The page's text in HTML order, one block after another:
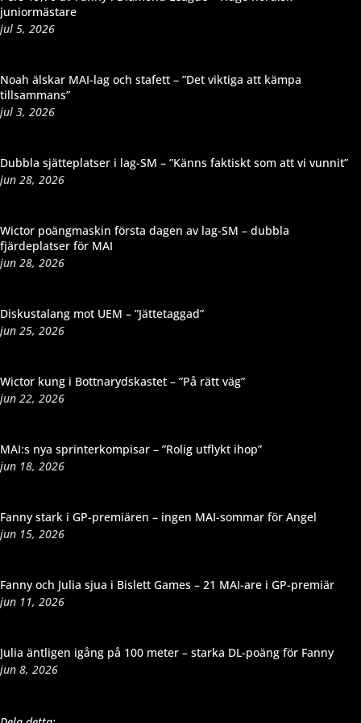
juniormästare
jul 5, 2026
Noah älskar MAI-lag och stafett – ”Det viktiga att kämpa
tillsammans”
jul 3, 2026
Dubbla sjätteplatser i lag-SM – ”Känns faktiskt som att vi vunnit”
jun 28, 2026
Wictor poängmaskin första dagen av lag-SM – dubbla
fjärdeplatser för MAI
jun 28, 2026
Diskustalang mot UEM – ”Jättetaggad”
jun 25, 2026
Wictor kung i Bottnarydskastet – ”På rätt väg”
jun 22, 2026
MAI:s nya sprinterkompisar – ”Rolig utflykt ihop”
jun 18, 2026
Fanny stark i GP-premiären – ingen MAI-sommar för Angel
jun 15, 2026
Fanny och Julia sjua i Bislett Games – 21 MAI-are i GP-premiär
jun 11, 2026
Julia äntligen igång på 100 meter – starka DL-poäng för Fanny
jun 8, 2026